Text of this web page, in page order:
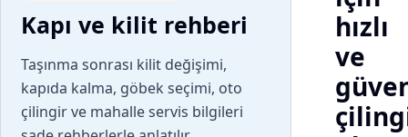
Kapı ve kilit rehberi
Taşınma sonrası kilit değişimi,
kapıda kalma, göbek seçimi, oto
çilingir ve mahalle servis bilgileri
hızlı
ve